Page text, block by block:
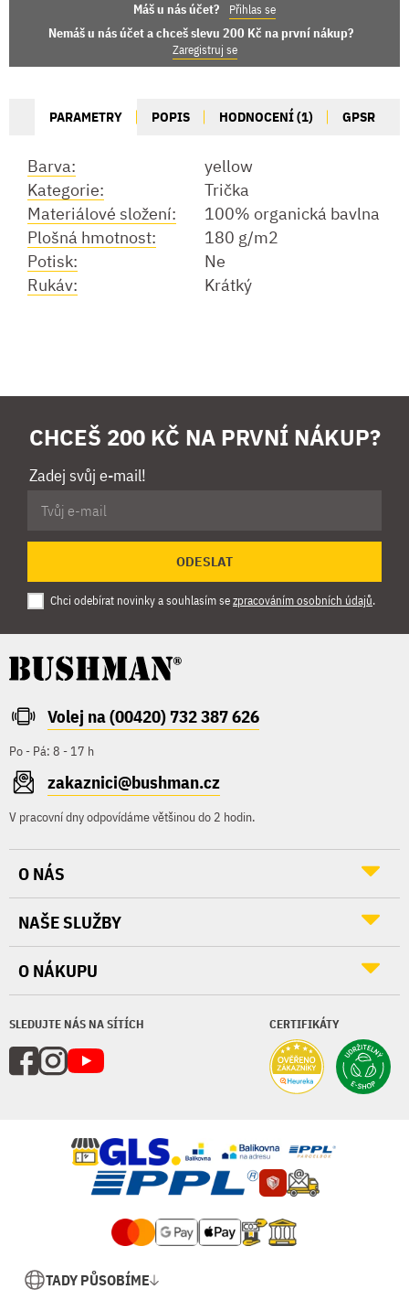
Máš u nás účet? Přihlas se
Nemáš u nás účet a chceš slevu 200 Kč na první nákup?
Zaregistruj se
PARAMETRY POPIS HODNOCENÍ (1) GPSR
Barva:
yellow
Kategorie:
Trička
Materiálové složení:
100% organická bavlna
Plošná hmotnost:
180 g/m2
Potisk:
Ne
Rukáv:
Krátký
CHCEŠ 200 KČ NA PRVNÍ NÁKUP?
Zadej svůj e-mail!
ODESLAT
Chci odebírat novinky a souhlasím sezpracováním osobních údajů.
Volej na (00420) 732 387 626
Po - Pá: 8 - 17 h
zakaznici@bushman.cz
V pracovní dny odpovídáme většinou do 2 hodin.
SLEDUJTE NÁS NA SÍTÍCH CERTIFIKÁTY
O NÁS
NAŠE SLUŽBY
O NÁKUPU
TADY PŮSOBÍME